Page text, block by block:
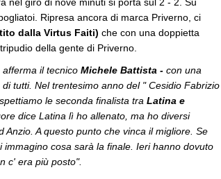
Ripresa ancora di marca Priverno, ci
dalla Virtus Faiti) che con una doppietta
della gente di Priverno.
il tecnico Michele Battista - con una
tutti. Nel trentesimo anno del " Cesidio Fabrizio
le seconda finalista tra Latina e
dice Latina lì ho allenato, ma ho diversi
Anzio. A questo punto che vinca il migliore. Se
cosa sarà la finale. Ieri hanno dovuto
c' era più posto".